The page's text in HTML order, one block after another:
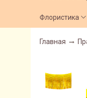
Флористика
Главная